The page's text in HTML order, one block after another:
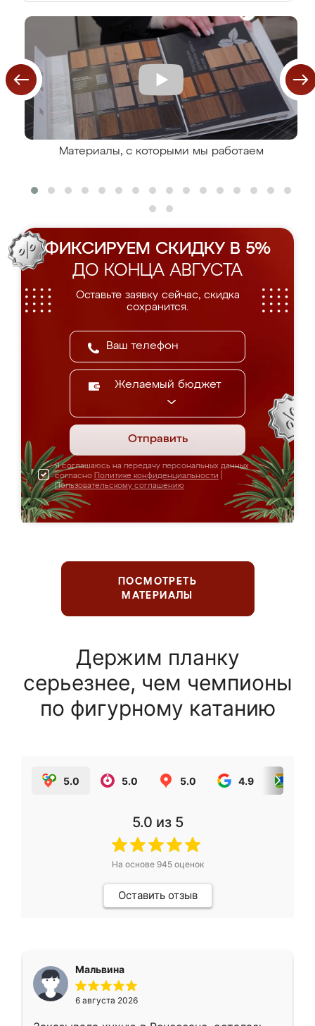
Материалы, с которыми мы работаем
ФИКСИРУЕМ СКИДКУ В 5%
ДО КОНЦА АВГУСТА
Оставьте заявку сейчас, скидка
сохранится.
Желаемый бюджет
Отправить
Я соглашаюсь на передачу персональных данных
согласно Политике конфиденциальности
Пользовательскому соглашению
ПОСМОТРЕТЬ
МАТЕРИАЛЫ
Держим планку
серьезнее, чем чемпионы
по фигурному катанию
5.0 5.0 5.0 4.9
5.0 из 5
На основе 945оценок
Оставить отзыв
Мальвина
6 августа 2026